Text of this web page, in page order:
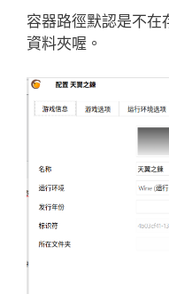
容器路徑默認是不在
資料夾喔。